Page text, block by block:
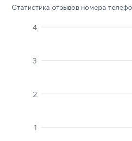
Статистика отзывов номера
1
2
3
4